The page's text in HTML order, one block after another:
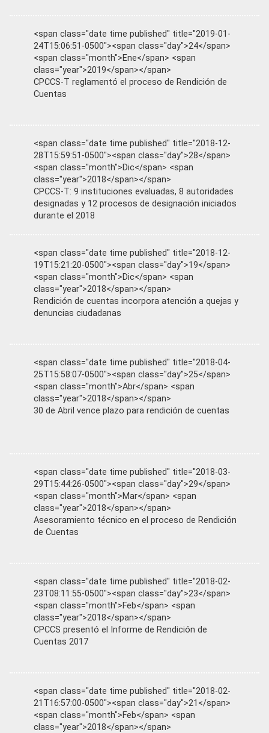
<span class="date time published" title="2019-01-
24T15:06:51-0500"><span class="day">24</span>
<span class="month">Ene</span> <span
class="year">2019</span></span>
CPCCS-T reglamentó el proceso de Rendición de
Cuentas
<span class="date time published" title="2018-12-
28T15:59:51-0500"><span class="day">28</span>
<span class="month">Dic</span> <span
class="year">2018</span></span>
CPCCS-T: 9 instituciones evaluadas, 8 autoridades
designadas y 12 procesos de designación iniciados
durante el 2018
<span class="date time published" title="2018-12-
19T15:21:20-0500"><span class="day">19</span>
<span class="month">Dic</span> <span
class="year">2018</span></span>
Rendición de cuentas incorpora atención a quejas y
denuncias ciudadanas
<span class="date time published" title="2018-04-
25T15:58:07-0500"><span class="day">25</span>
<span class="month">Abr</span> <span
class="year">2018</span></span>
30 de Abril vence plazo para rendición de cuentas
<span class="date time published" title="2018-03-
29T15:44:26-0500"><span class="day">29</span>
<span class="month">Mar</span> <span
class="year">2018</span></span>
Asesoramiento técnico en el proceso de Rendición
de Cuentas
<span class="date time published" title="2018-02-
23T08:11:55-0500"><span class="day">23</span>
<span class="month">Feb</span> <span
class="year">2018</span></span>
CPCCS presentó el Informe de Rendición de
Cuentas 2017
<span class="date time published" title="2018-02-
21T16:57:00-0500"><span class="day">21</span>
<span class="month">Feb</span> <span
class="year">2018</span></span>